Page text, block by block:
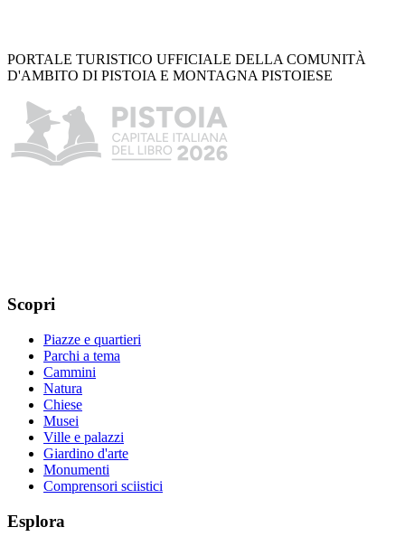
PORTALE TURISTICO UFFICIALE DELLA COMUNITÀ
D'AMBITO DI PISTOIA E MONTAGNA PISTOIESE
Scopri
Piazze e quartieri
Parchi a tema
Cammini
Natura
Chiese
Musei
Ville e palazzi
Giardino d'arte
Monumenti
Comprensori sciistici
Esplora